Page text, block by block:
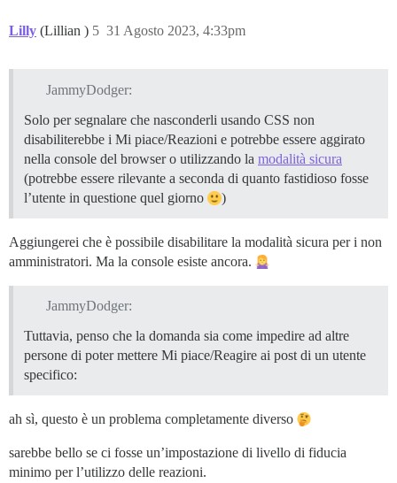
Lilly (Lillian ) 31 Agosto 2023, 4:33pm
5
JammyDodger:
Solo per segnalare che nasconderli usando CSS non
disabiliterebbe i Mi piace/Reazioni e potrebbe essere aggirato
nella console del browser o utilizzando la modalità sicura
(potrebbe essere rilevante a seconda di quanto fastidioso fosse
l’utente in questione quel giorno
)
Aggiungerei che è possibile disabilitare la modalità sicura per i non
amministratori. Ma la console esiste ancora.
JammyDodger:
Tuttavia, penso che la domanda sia come impedire ad altre
persone di poter mettere Mi piace/Reagire ai post di un utente
specifico:
ah sì, questo è un problema completamente diverso
sarebbe bello se ci fosse un’impostazione di livello di fiducia
minimo per l’utilizzo delle reazioni.